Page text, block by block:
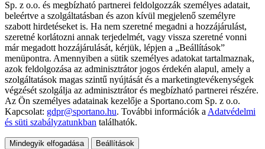
Sp. z o.o. és megbízható partnerei feldolgozzák személyes adatait,
beleértve a szolgáltatásban és azon kívül megjelenő személyre
szabott hirdetéseket is. Ha nem szeretné megadni a hozzájárulást,
szeretné korlátozni annak terjedelmét, vagy vissza szeretné vonni
már megadott hozzájárulását, kérjük, lépjen a „Beállítások”
menüpontra. Amennyiben a sütik személyes adatokat tartalmaznak,
azok feldolgozása az adminisztrátor jogos érdekén alapul, amely a
szolgáltatások magas szintű nyújtását és a marketingtevékenységek
végzését szolgálja az adminisztrátor és megbízható partnerei részére.
Az Ön személyes adatainak kezelője a Sportano.com Sp. z o.o.
Kapcsolat: gdpr@sportano.hu. További információk a Adatvédelmi
és süti szabályzatunkban találhatók.
Mindegyik elfogadása Beállítások